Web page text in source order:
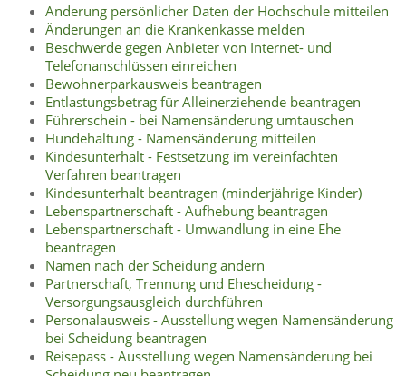
Änderung persönlicher Daten der Hochschule mitteilen
Änderungen an die Krankenkasse melden
Beschwerde gegen Anbieter von Internet- und
Telefonanschlüssen einreichen
Bewohnerparkausweis beantragen
Entlastungsbetrag für Alleinerziehende beantragen
Führerschein - bei Namensänderung umtauschen
Hundehaltung - Namensänderung mitteilen
Kindesunterhalt - Festsetzung im vereinfachten
Verfahren beantragen
Kindesunterhalt beantragen (minderjährige Kinder)
Lebenspartnerschaft - Aufhebung beantragen
Lebenspartnerschaft - Umwandlung in eine Ehe
beantragen
Namen nach der Scheidung ändern
Partnerschaft, Trennung und Ehescheidung -
Versorgungsausgleich durchführen
Personalausweis - Ausstellung wegen Namensänderung
bei Scheidung beantragen
Reisepass - Ausstellung wegen Namensänderung bei